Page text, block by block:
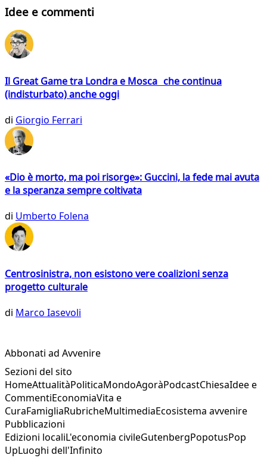
Idee e commenti
Il Great Game tra Londra e Mosca che continua
(indisturbato) anche oggi
di Giorgio Ferrari
«Dio è morto, ma poi risorge»: Guccini, la fede mai avuta
e la speranza sempre coltivata
di Umberto Folena
Centrosinistra, non esistono vere coalizioni senza
progetto culturale
di Marco Iasevoli
Abbonati ad Avvenire
Sezioni del sito
HomeAttualitàPoliticaMondoAgoràPodcastChiesaIdee e
CommentiEconomiaVita e
CuraFamigliaRubricheMultimediaEcosistema avvenire
Pubblicazioni
Edizioni localiL'economia civileGutenbergPopotusPop
UpLuoghi dell'Infinito